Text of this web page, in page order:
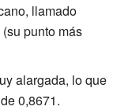
llamado
punto más
alargada, lo que
de 0,8671.